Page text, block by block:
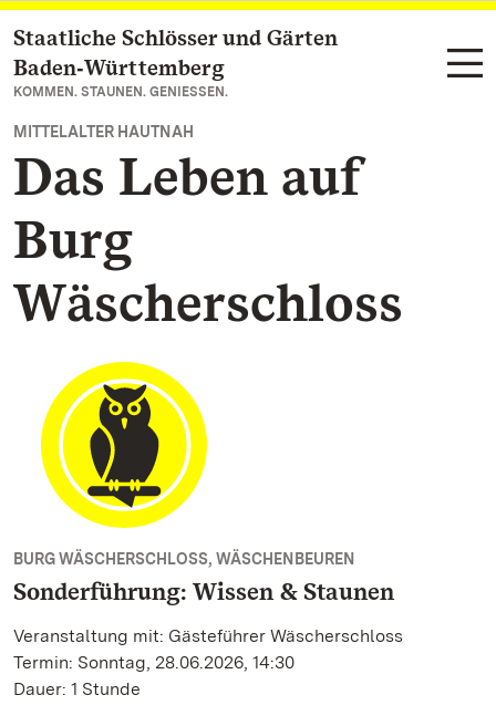
Zum Hauptinhalt springen
Staatliche Schlösser und Gärten
Baden‑Württemberg
KOMMEN. STAUNEN. GENIESSEN.
MITTELALTER HAUTNAH
Das Leben auf
Burg
Wäscherschloss
BURG WÄSCHERSCHLOSS, WÄSCHENBEUREN
Sonderführung: Wissen & Staunen
Veranstaltung mit: Gästeführer Wäscherschloss
Termin: Sonntag, 28.06.2026, 14:30
Dauer: 1 Stunde